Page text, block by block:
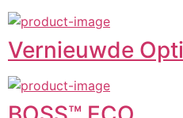
Vernieuwde